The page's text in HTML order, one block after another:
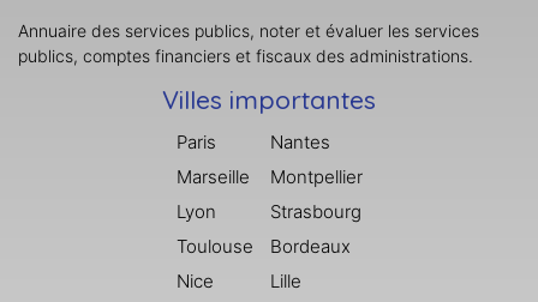
Annuaire des services publics, noter et évaluer les services
publics, comptes financiers et fiscaux des administrations.
Villes importantes
Paris
Marseille
Lyon
Toulouse
Nice
Nantes
Montpellier
Strasbourg
Bordeaux
Lille